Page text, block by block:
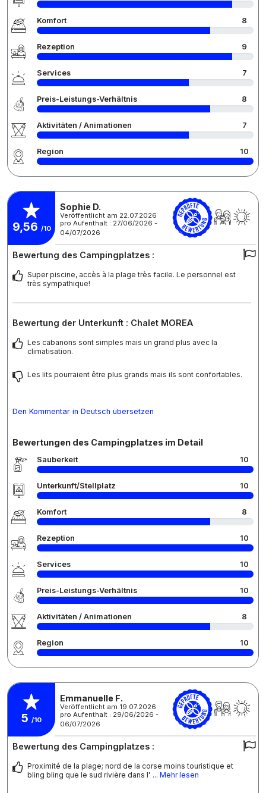
Komfort 8
Rezeption 9
Services 7
Preis-Leistungs-Verhältnis 8
Aktivitäten / Animationen 7
Region 10
9,56 /10
Sophie D.
Veröffentlicht am 22.07.2026
pro Aufenthalt : 27/06/2026 -
04/07/2026
Bewertung des Campingplatzes :
Super piscine, accès à la plage très facile. Le personnel est
très sympathique!
Bewertung der Unterkunft : Chalet MOREA
Les cabanons sont simples mais un grand plus avec la
climatisation.
Les lits pourraient être plus grands mais ils sont confortables.
Den Kommentar in Deutsch übersetzen
Bewertungen des Campingplatzes im Detail
Sauberkeit 10
Unterkunft/Stellplatz 10
Komfort 8
Rezeption 10
Services 10
Preis-Leistungs-Verhältnis 10
Aktivitäten / Animationen 8
Region 10
5 /10
Emmanuelle F.
Veröffentlicht am 19.07.2026
pro Aufenthalt : 29/06/2026 -
06/07/2026
Bewertung des Campingplatzes :
Proximité de la plage; nord de la corse moins touristique et
bling bling que le sud rivière dans l' ... Mehr lesen